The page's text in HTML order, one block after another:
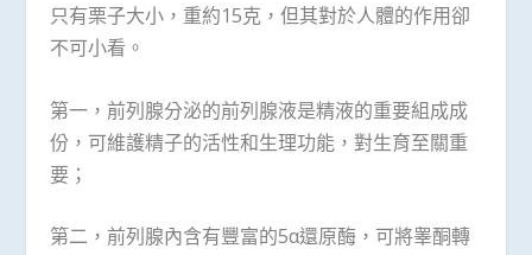
只有栗子大小，重約15克，但其對於人體的作用卻
不可小看。
第一，前列腺分泌的前列腺液是精液的重要組成成
份，可維護精子的活性和生理功能，對生育至關重
要；
第二，前列腺內含有豐富的5α還原酶，可將睾酮轉